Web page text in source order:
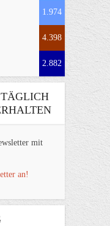
1.974
4.398
2.882
mit
an!